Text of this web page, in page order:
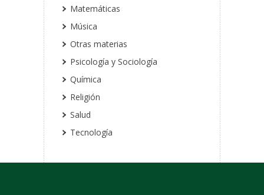
Matemáticas
Música
Otras materias
Psicología y Sociología
Química
Religión
Salud
Tecnología